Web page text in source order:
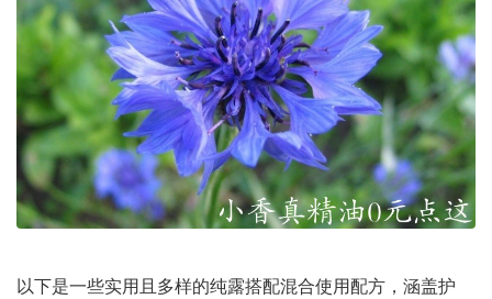
以下是一些实用且多样的纯露搭配混合使用配方，涵盖护